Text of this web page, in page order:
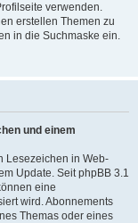
verwenden.
erstellen Themen zu
in die Suchmaske ein.
und einem
Lesezeichen in Web-
Update. Seit phpBB 3.1
eine
wird. Abonnements
Themas oder eines